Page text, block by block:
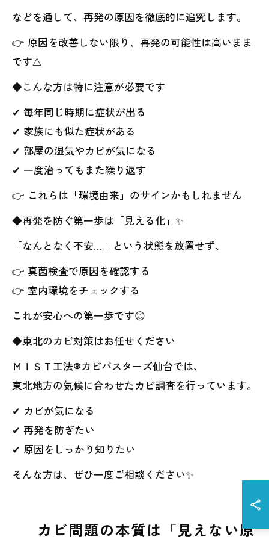
などを通して、再発の原因を徹底的に追究します。
👉 原因を改善しない限り、再発の可能性は高いまま
です⚠️
◆こんな方は特に注意が必要です
✔ 毎年同じ時期に症状が出る
✔ 家族にも似た症状がある
✔ 部屋の湿気やカビが気になる
✔ 一度治ってもまた繰り返す
👉 これらは「環境由来」のサインかもしれません
◆再発を防ぐ第一歩は「見える化」✨
「なんとなく不安…」という状態を放置せず、
👉 真菌検査で原因を確認する
👉 室内環境をチェックする
これが安心への第一歩です😊
◆東北のカビ対策はお任せください
ＭＩＳＴ工法®カビバスターズ仙台では、
東北地方の気候に合わせたカビ調査を行っています。
✔ カビが気になる
✔ 再発を防ぎたい
✔ 原因をしっかり知りたい
そんな方は、ぜひ一度ご相談ください✨
カビ問題の本質は「見えない原